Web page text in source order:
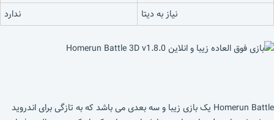
نیاز به دیتا
ندارد
Homerun Battle یک بازی زیبا و سه بعدی می باشد که به تازگی برای اندروید